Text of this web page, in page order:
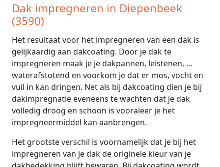
Dak impregneren in Diepenbeek
(3590)
Het resultaat voor het impregneren van een dak is
gelijkaardig aan dakcoating. Door je dak te
impregneren maak je je dakpannen, leistenen, …
waterafstotend en voorkom je dat er mos, vocht en
vuil in kan dringen. Net als bij dakcoating dien je bij
dakimpregnatie eveneens te wachten dat je dak
volledig droog en schoon is vooraleer je het
impregneermiddel kan aanbrengen.
Het grootste verschil is voornamelijk dat je bij het
impregneren van je dak de originele kleur van je